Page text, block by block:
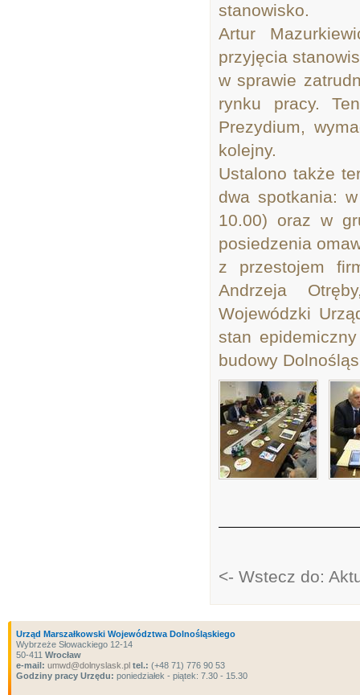
stanowisko.
Artur
przyjęcia
w sprawie
rynku pracy.
Prezydium,
kolejny.
Ustalono także
dwa spotkania:
10.00) oraz w
posiedzenia
z przestojem
Andrzeja
Wojewódzki
stan
budowy
<- Wstecz do:
Urząd Marszałkowski Województwa Dolnośląskiego
Wybrzeże Słowackiego 12-14
50-411 Wrocław
e-mail: umwd@dolnyslask.pl tel.: (+48 71) 776 90 53
Godziny pracy Urzędu: poniedziałek - piątek: 7.30 - 15.30